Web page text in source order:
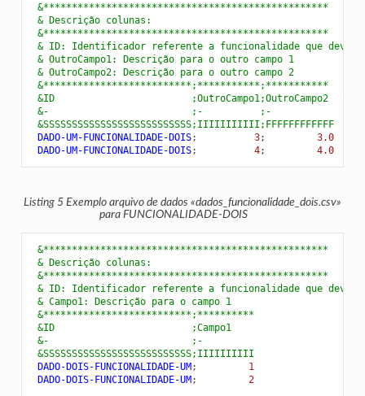
&**************************************************
& Descrição colunas:
&**************************************************
& ID: Identificador referente a funcionalidade que deve
& OutroCampo1: Descrição para o outro campo 1
& OutroCampo2: Descrição para o outro campo 2
&**************************;***********;***********
&ID                        ;OutroCampo1;OutroCampo2
&-                         ;-          ;-
&SSSSSSSSSSSSSSSSSSSSSSSSSS;IIIIIIIIIII;FFFFFFFFFFFF
DADO-UM-FUNCIONALIDADE-DOIS;
          3
;
         3.0
DADO-UM-FUNCIONALIDADE-DOIS;
          4
;
         4.0
Listing 5 Exemplo arquivo de dados «dados_funcionalidade_dois.csv»
para FUNCIONALIDADE-DOIS
&**************************************************
& Descrição colunas:
&**************************************************
& ID: Identificador referente a funcionalidade que deve
& Campo1: Descrição para o campo 1
&**************************;**********
&ID                        ;Campo1
&-                         ;-
&SSSSSSSSSSSSSSSSSSSSSSSSSS;IIIIIIIIII
DADO-DOIS-FUNCIONALIDADE-UM ;
         1
DADO-DOIS-FUNCIONALIDADE-UM ;
         2